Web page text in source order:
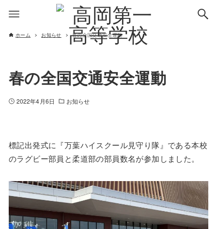
ホーム お知らせ 春の全国交通安全運動
春の全国交通安全運動
2022年4月6日 お知らせ
標記出発式に『万葉ハイスクール見守り隊』である本校
のラグビー部員と柔道部の部員数名が参加しました。